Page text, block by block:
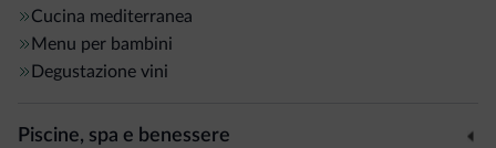
Cucina mediterranea
Menu per bambini
Degustazione vini
Piscine, spa e benessere